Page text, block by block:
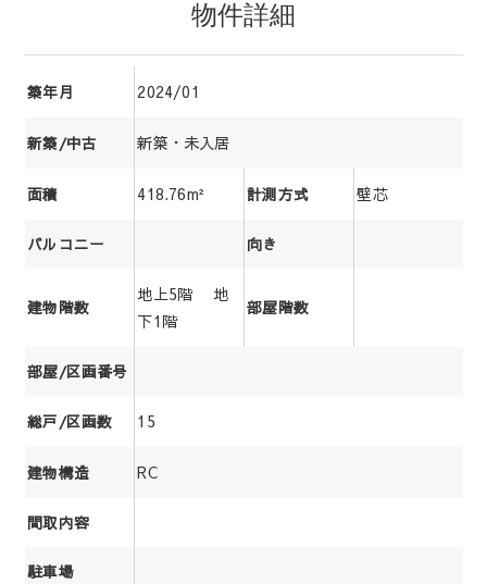
物件詳細
築年月 2024/01
新築/中古 新築・未入居
面積 418.76m² 計測方式 壁芯
バルコニー 向き
建物階数
地上5階 地
下1階
部屋階数
部屋/区画番号
総戸/区画数 15
建物構造 RC
間取内容
駐車場